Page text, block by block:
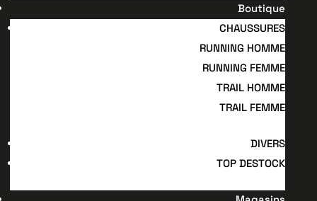
Boutique
CHAUSSURES
RUNNING HOMME
RUNNING FEMME
TRAIL HOMME
TRAIL FEMME
DIVERS
TOP DESTOCK